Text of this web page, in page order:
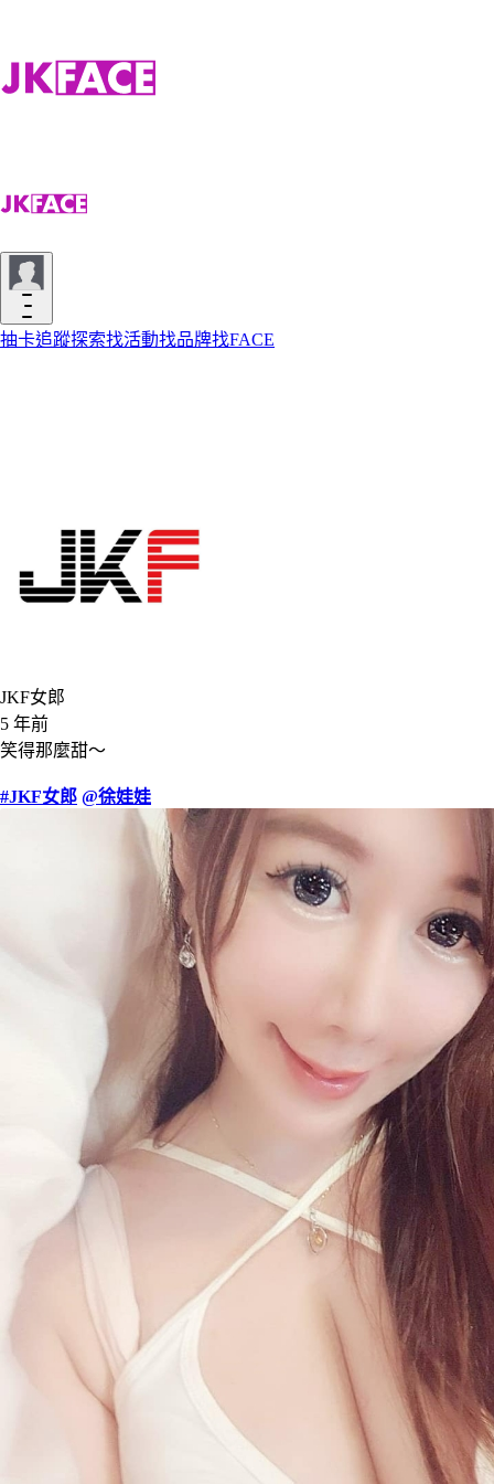
抽卡追蹤探索找活動找品牌找FACE
JKF女郎
5 年前
笑得那麼甜～
#JKF女郎 @徐娃娃